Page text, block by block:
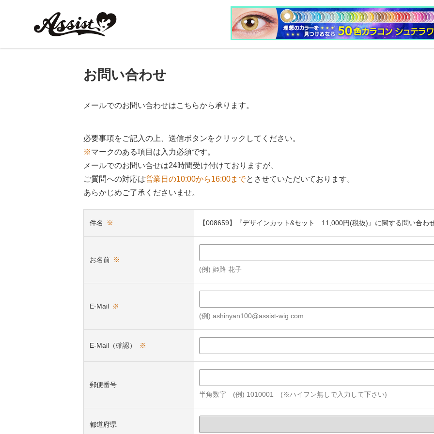
お問い合わせ
メールでのお問い合わせはこちらから承ります。
必要事項をご記入の上、送信ボタンをクリックしてください。
※マークのある項目は入力必須です。
メールでのお問い合せは24時間受け付けておりますが、
ご質問への対応は営業日の10:00から16:00までとさせていただいております。
あらかじめご了承くださいませ。
件名 ※ 【008659】『デザインカット&セット 11,000円(税抜)』に関する問い合わ
お名前 ※
(例) 姫路 花子
E-Mail ※
(例) ashinyan100@assist-wig.com
E-Mail（確認） ※
郵便番号
半角数字 (例) 1010001 (※ハイフン無しで入力して下さい)
都道府県